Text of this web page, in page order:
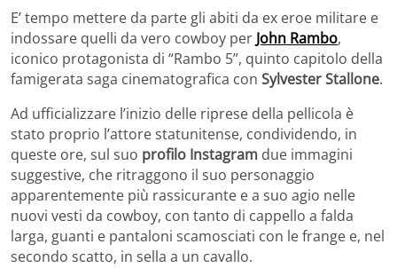
E’ tempo mettere da parte gli abiti da ex eroe militare e
indossare quelli da vero cowboy per John Rambo,
iconico protagonista di “Rambo 5”, quinto capitolo della
famigerata saga cinematografica con Sylvester Stallone.
Ad ufficializzare l’inizio delle riprese della pellicola è
stato proprio l’attore statunitense, condividendo, in
queste ore, sul suo profilo Instagram due immagini
suggestive, che ritraggono il suo personaggio
apparentemente più rassicurante e a suo agio nelle
nuovi vesti da cowboy, con tanto di cappello a falda
larga, guanti e pantaloni scamosciati con le frange e, nel
secondo scatto, in sella a un cavallo.